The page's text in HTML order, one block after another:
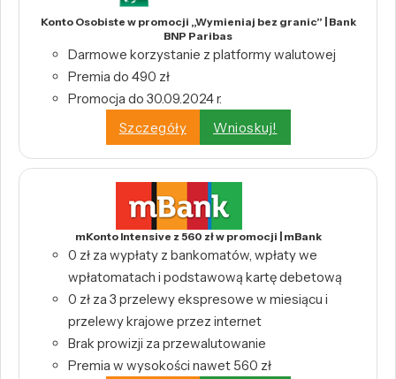
Konto Osobiste w promocji „Wymieniaj bez granic” | Bank
BNP Paribas
Darmowe korzystanie z platformy walutowej
Premia do 490 zł
Promocja do 30.09.2024 r.
Szczegóły
Wnioskuj!
mKonto Intensive z 560 zł w promocji | mBank
0 zł za wypłaty z bankomatów, wpłaty we
wpłatomatach i podstawową kartę debetową
0 zł za 3 przelewy ekspresowe w miesiącu i
przelewy krajowe przez internet
Brak prowizji za przewalutowanie
Premia w wysokości nawet 560 zł